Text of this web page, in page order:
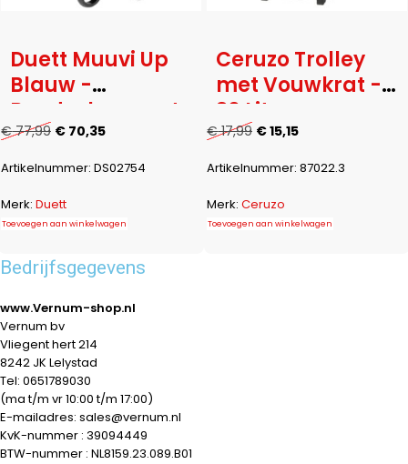
Duett Muuvi Up
Blauw -
Boodschappentro
lley - Tasinhoud
46L - 4 Wielen -
€77,99 € 70,35
Artikelnummer:DS02754
Merk:Duett
Toevoegen aan winkelwagen
Ceruzo Trolley
met Vouwkrat -
30 Liter
€17,99 €15,15
Artikelnummer:87022.3
Merk:Ceruzo
Toevoegen aan winkelwagen
Bedrijfsgegevens
www.Vernum-shop.nl
Vernum bv
Vliegent hert 214
8242 JK Lelystad
Tel: 0651789030
(ma t/m vr 10:00 t/m 17:00)
E-mailadres: sales@vernum.nl
KvK-nummer : 39094449
BTW-nummer : NL8159.23.089.B01